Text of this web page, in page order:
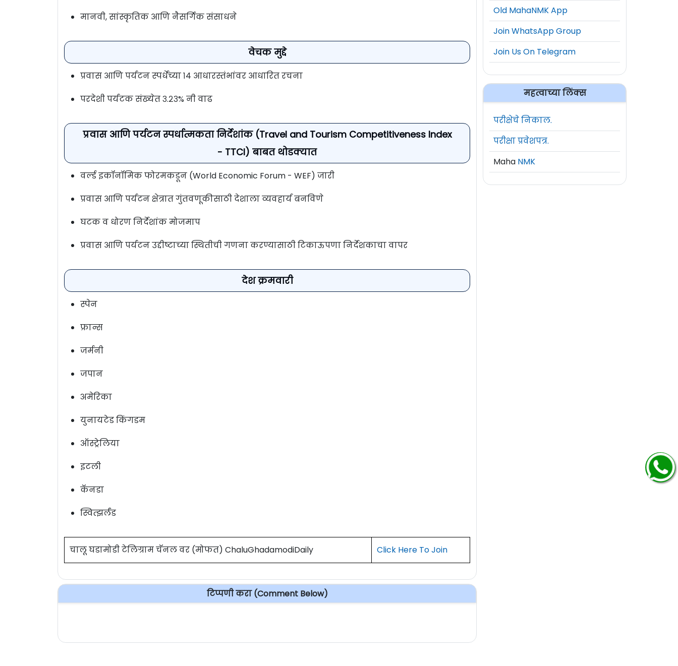
मानवी, सांस्कृतिक आणि नैसर्गिक संसाधने
वेचक मुद्दे
प्रवास आणि पर्यटन स्पर्धेच्या १४ आधारस्तंभांवर आधारित रचना
परदेशी पर्यटक संख्येत ३.२३% नी वाढ
प्रवास आणि पर्यटन स्पर्धात्मकता निर्देशांक (Travel and Tourism Competitiveness Index
- TTCI) बाबत थोडक्यात
वर्ल्ड इकॉनॉमिक फोरमकडून (World Economic Forum - WEF) जारी
प्रवास आणि पर्यटन क्षेत्रात गुंतवणूकीसाठी देशाला व्यवहार्य बनविणे
घटक व धोरण निर्देशांक मोजमाप
प्रवास आणि पर्यटन उद्दीष्टाच्या स्थितीची गणना करण्यासाठी टिकाऊपणा निर्देशकाचा वापर
देश क्रमवारी
स्पेन
फ्रान्स
जर्मनी
जपान
अमेरिका
युनायटेड किंगडम
ऑस्ट्रेलिया
इटली
कॅनडा
स्वित्झर्लंड
चालू घडामोडी टेलिग्राम चॅनल वर (मोफत) ChaluGhadamodiDaily Click Here To Join
टिप्पणी करा (Comment Below)
Old MahaNMK App
Join WhatsApp Group
Join Us On Telegram
महत्वाच्या लिंक्स
परीक्षेचे निकाल.
परीक्षा प्रवेशपत्र.
Maha NMK